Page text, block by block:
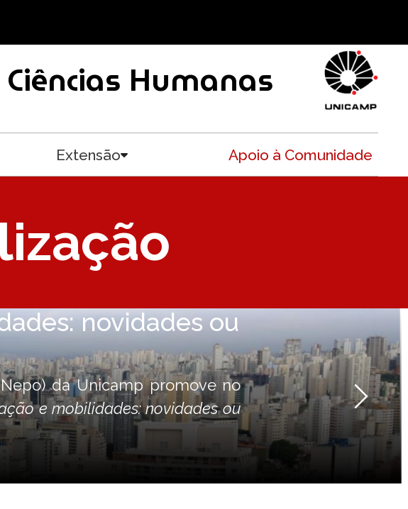
Humanas
Extensão Apoio à Comunidade
novidades ou
da Unicamp promove no
e mobilidades: novidades ou